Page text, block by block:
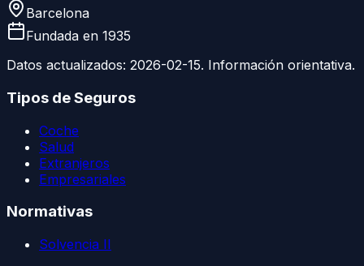
Barcelona
Fundada en 1935
Datos actualizados: 2026-02-15. Información orientativa.
Tipos de Seguros
Coche
Salud
Extranjeros
Empresariales
Normativas
Solvencia II